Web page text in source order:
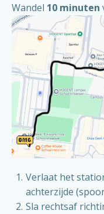
Wandel 10 minuten
Verlaat het
achterzijde
Sla rechtsaf